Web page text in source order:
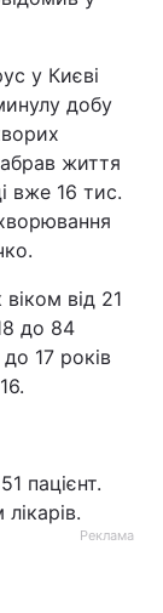
у Києві
добу
життя
вже 16 тис.
від 21
до 84
17 років
пацієнт.
Реклама